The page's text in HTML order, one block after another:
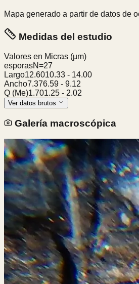
Mapa generado a partir de datos de
Medidas del estudio
Valores en Micras (µm)
esporasN=27
Largo12.6010.33 - 14.00
Ancho7.376.59 - 9.12
Q (Me)1.701.25 - 2.02
Ver datos brutos
Galería macroscópica